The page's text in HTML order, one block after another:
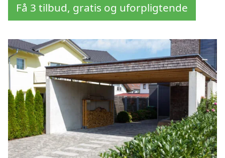
Få 3 tilbud, gratis og uforpligtende